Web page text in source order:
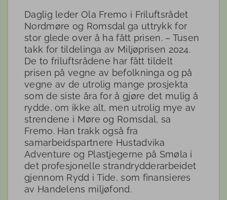
Daglig leder Ola Fremo i Friluftsrådet
Nordmøre og Romsdal ga uttrykk for
stor glede over å ha fått prisen. – Tusen
takk for tildelinga av Miljøprisen 2024.
De to friluftsrådene har fått tildelt
prisen på vegne av befolkninga og på
vegne av de utrolig mange prosjekta
som de siste åra for å gjøre det mulig å
rydde, om ikke alt, men utrolig mye av
strendene i Møre og Romsdal, sa
Fremo. Han trakk også fra
samarbeidspartnere Hustadvika
Adventure og Plastjegerne på Smøla i
det profesjonelle strandrydderarbeidet
gjennom Rydd i Tide, som finansieres
av Handelens miljøfond.